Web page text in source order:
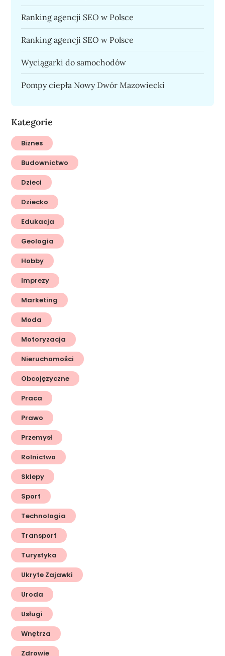
Ranking agencji SEO w Polsce
Ranking agencji SEO w Polsce
Wyciągarki do samochodów
Pompy ciepła Nowy Dwór Mazowiecki
Kategorie
Biznes
Budownictwo
Dzieci
Dziecko
Edukacja
Geologia
Hobby
Imprezy
Marketing
Moda
Motoryzacja
Nieruchomości
Obcojęzyczne
Praca
Prawo
Przemysł
Rolnictwo
Sklepy
Sport
Technologia
Transport
Turystyka
Ukryte Zajawki
Uroda
Usługi
Wnętrza
Zdrowie